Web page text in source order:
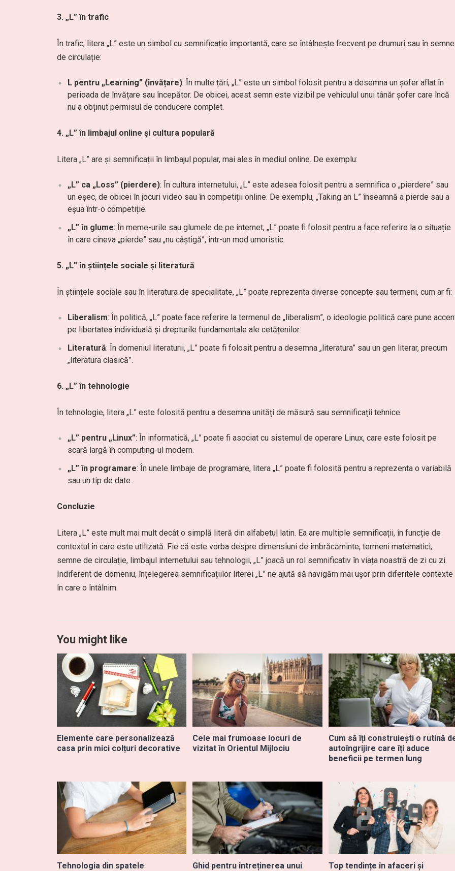
3. „L” în trafic
În trafic, litera „L” este un simbol cu semnificație importantă, care se întâlnește frecvent pe drumuri sau în semne
de circulație:
L pentru „Learning” (învățare): În multe țări, „L” este un simbol folosit pentru a desemna un șofer aflat în
perioada de învățare sau începător. De obicei, acest semn este vizibil pe vehiculul unui tânăr șofer care încă
nu a obținut permisul de conducere complet.
4. „L” în limbajul online și cultura populară
Litera „L” are și semnificații în limbajul popular, mai ales în mediul online. De exemplu:
„L” ca „Loss” (pierdere): În cultura internetului, „L” este adesea folosit pentru a semnifica o „pierdere” sau
un eșec, de obicei în jocuri video sau în competiții online. De exemplu, „Taking an L” înseamnă a pierde sau a
eșua într-o competiție.
„L” în glume: În meme-urile sau glumele de pe internet, „L” poate fi folosit pentru a face referire la o situație
în care cineva „pierde” sau „nu câștigă”, într-un mod umoristic.
5. „L” în științele sociale și literatură
În științele sociale sau în literatura de specialitate, „L” poate reprezenta diverse concepte sau termeni, cum ar fi:
Liberalism: În politică, „L” poate face referire la termenul de „liberalism”, o ideologie politică care pune
pe libertatea individuală și drepturile fundamentale ale cetățenilor.
Literatură: În domeniul literaturii, „L” poate fi folosit pentru a desemna „literatura” sau un gen literar, precum
„literatura clasică”.
6. „L” în tehnologie
În tehnologie, litera „L” este folosită pentru a desemna unități de măsură sau semnificații tehnice:
„L” pentru „Linux”: În informatică, „L” poate fi asociat cu sistemul de operare Linux, care este folosit pe
scară largă în computing-ul modern.
„L” în programare: În unele limbaje de programare, litera „L” poate fi folosită pentru a reprezenta o variabilă
sau un tip de date.
Concluzie
Litera „L” este mult mai mult decât o simplă literă din alfabetul latin. Ea are multiple semnificații, în funcție de
contextul în care este utilizată. Fie că este vorba despre dimensiuni de îmbrăcăminte, termeni matematici,
semne de circulație, limbajul internetului sau tehnologii, „L” joacă un rol semnificativ în viața noastră de zi cu zi.
Indiferent de domeniu, înțelegerea semnificațiilor literei „L” ne ajută să navigăm mai ușor prin diferitele contexte
în care o întâlnim.
You might like
Elemente care personalizează
casa prin mici colțuri decorative
Cele mai frumoase locuri de
vizitat în Orientul Mijlociu
Cum să îți construiești o rutină
autoîngrijire care îți aduce
beneficii pe termen lung
Tehnologia din spatele Ghid pentru întreținerea unui Top tendințe în afaceri și